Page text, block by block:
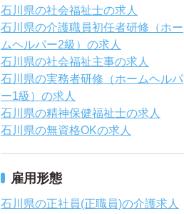
石川県の社会福祉士の求人
石川県の介護職員初任者研修（ホー
ムヘルパー2級）の求人
石川県の社会福祉主事の求人
石川県の実務者研修（ホームヘルパ
ー1級）の求人
石川県の精神保健福祉士の求人
石川県の無資格OKの求人
雇用形態
石川県の正社員(正職員)の介護求人